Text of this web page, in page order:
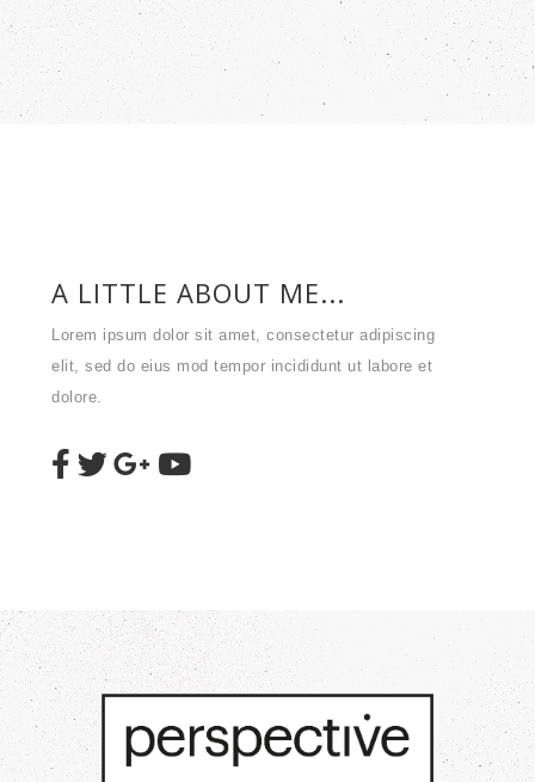
A LITTLE ABOUT ME...
Lorem ipsum dolor sit amet, consectetur adipiscing
elit, sed do eius mod tempor incididunt ut labore et
dolore.